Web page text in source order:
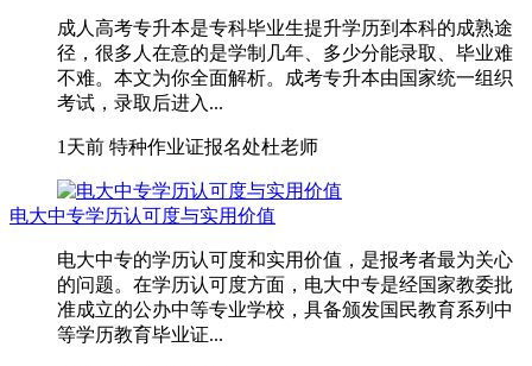
成人高考专升本是专科毕业生提升学历到本科的成熟途
径，很多人在意的是学制几年、多少分能录取、毕业难
不难。本文为你全面解析。成考专升本由国家统一组织
考试，录取后进入...
1天前 特种作业证报名处杜老师
电大中专学历认可度与实用价值
电大中专的学历认可度和实用价值，是报考者最为关心
的问题。在学历认可度方面，电大中专是经国家教委批
准成立的公办中等专业学校，具备颁发国民教育系列中
等学历教育毕业证...